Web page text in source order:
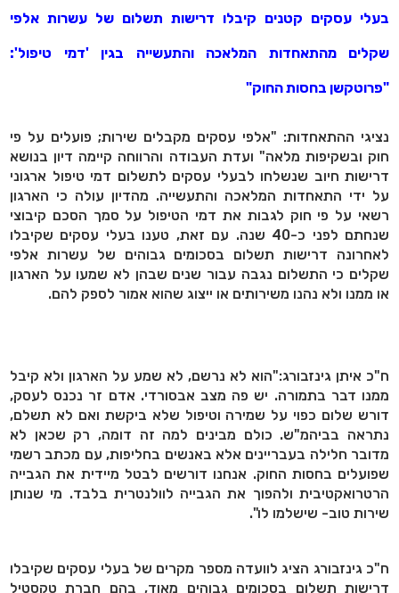
בעלי עסקים קטנים קיבלו דרישות תשלום של עשרות אלפי
שקלים מהתאחדות המלאכה והתעשייה בגין 'דמי טיפול':
"פרוטקשן בחסות החוק"
נציגי ההתאחדות: "אלפי עסקים מקבלים שירות; פועלים על פי
חוק ובשקיפות מלאה" ועדת העבודה והרווחה קיימה דיון בנושא
דרישות חיוב שנשלחו לבעלי עסקים לתשלום דמי טיפול ארגוני
על ידי התאחדות המלאכה והתעשייה. מהדיון עולה כי הארגון
רשאי על פי חוק לגבות את דמי הטיפול על סמך הסכם קיבוצי
שנחתם לפני כ-40 שנה. עם זאת, טענו בעלי עסקים שקיבלו
לאחרונה דרישות תשלום בסכומים גבוהים של עשרות אלפי
שקלים כי התשלום נגבה עבור שנים שבהן לא שמעו על הארגון
או ממנו ולא נהנו משירותים או ייצוג שהוא אמור לספק להם.
ח"כ איתן גינזבורג:"הוא לא נרשם, לא שמע על הארגון ולא קיבל
ממנו דבר בתמורה. יש פה מצב אבסורדי. אדם זר נכנס לעסק,
דורש שלום כפוי על שמירה וטיפול שלא ביקשת ואם לא תשלם,
נתראה בביהמ"ש. כולם מבינים למה זה דומה, רק שכאן לא
מדובר חלילה בעבריינים אלא באנשים בחליפות, עם מכתב רשמי
שפועלים בחסות החוק. אנחנו דורשים לבטל מיידית את הגבייה
הרטרואקטיבית ולהפוך את הגבייה לוולנטרית בלבד. מי שנותן
שירות טוב- שישלמו לו".
ח"כ גינזבורג הציג לוועדה מספר מקרים של בעלי עסקים שקיבלו
דרישות תשלום בסכומים גבוהים מאוד, בהם חברת טקסטיל